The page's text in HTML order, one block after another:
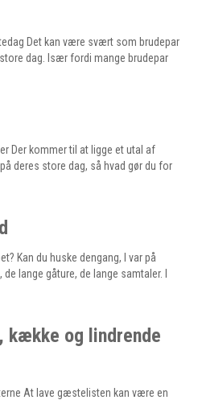
Det kan være svært som brudepar
dag. Især fordi mange brudepar
Der kommer til at ligge et utal af
deres store dag, så hvad gør du for
Kan du huske dengang, I var på
lange gåture, de lange samtaler. I
kække og lindrende
At lave gæstelisten kan være en